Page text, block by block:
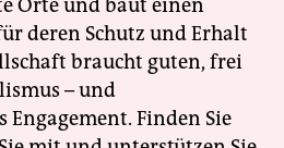
Orte und baut einen
deren Schutz und Erhalt
braucht guten, frei
– und
Finden Sie